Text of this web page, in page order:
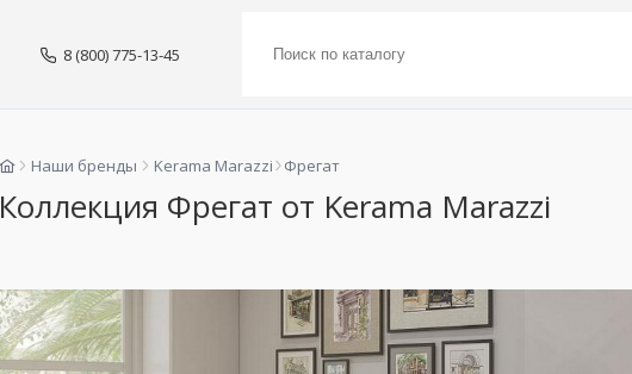
8 (800) 775-13-45
Наши бренды Kerama Marazzi Фрегат
Коллекция Фрегат от Kerama Marazzi